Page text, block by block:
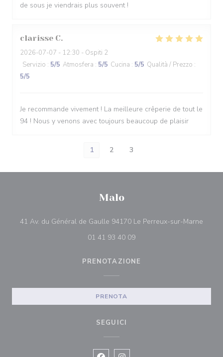
de sous je viendrais plus souvent !
clarisse C
2026-07-07 - 12:30 - Ospiti 2
Servizio : 5/5 Atmosfera : 5/5 Cucina : 5/5 Qualità / Prezzo :
5/5
Je recommande vivement ! La meilleure crêperie de tout le
94 ! Nous y venons avec toujours beaucoup de plaisir
1 2 3
Malo
41 Av. du Général de Gaulle 94170 Le Perreux-sur-Marne
01 41 93 40 09
PRENOTAZIONE
PRENOTA
SEGUICI